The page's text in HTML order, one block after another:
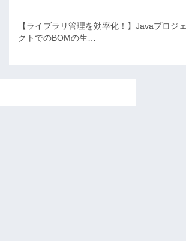
【ライブラリ管理を効率化！】Javaプロジェ
クトでのBOMの生…